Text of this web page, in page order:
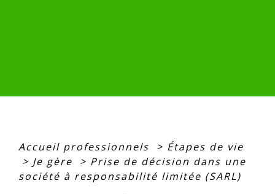
Accueil professionnels > Étapes de vie
> Je gère > Prise de décision dans une
société à responsabilité limitée (SARL)